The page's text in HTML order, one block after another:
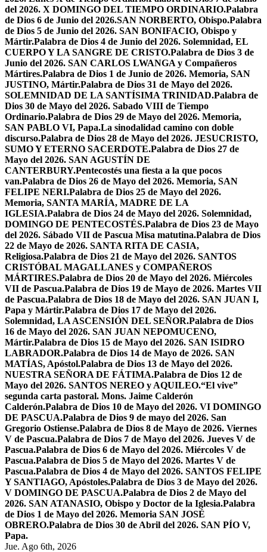
del 2026. X DOMINGO DEL TIEMPO ORDINARIO.Palabra
de Dios 6 de Junio del 2026.SAN NORBERTO, Obispo.Palabra
de Dios 5 de Junio del 2026. SAN BONIFACIO, Obispo y
Mártir.Palabra de Dios 4 de Junio del 2026. Solemnidad, EL
CUERPO Y LA SANGRE DE CRISTO.Palabra de Dios 3 de
Junio del 2026. SAN CARLOS LWANGA y Compañeros
Mártires.Palabra de Dios 1 de Junio de 2026. Memoria, SAN
JUSTINO, Mártir.Palabra de Dios 31 de Mayo del 2026.
SOLEMNIDAD DE LA SANTÍSIMA TRINIDAD.Palabra de
Dios 30 de Mayo del 2026. Sabado VIII de Tiempo
Ordinario.Palabra de Dios 29 de Mayo del 2026. Memoria,
SAN PABLO VI, Papa.La sinodalidad camino con doble
discurso.Palabra de Dios 28 de Mayo del 2026. JESUCRISTO,
SUMO Y ETERNO SACERDOTE.Palabra de Dios 27 de
Mayo del 2026. SAN AGUSTÍN DE
CANTERBURY.Pentecostés una fiesta a la que pocos
van.Palabra de Dios 26 de Mayo del 2026. Memoria, SAN
FELIPE NERI.Palabra de Dios 25 de Mayo del 2026.
Memoria, SANTA MARÍA, MADRE DE LA
IGLESIA.Palabra de Dios 24 de Mayo del 2026. Solemnidad,
DOMINGO DE PENTECOSTÉS.Palabra de Dios 23 de Mayo
del 2026. Sábado VII de Pascua Misa matutina.Palabra de Dios
22 de Mayo de 2026. SANTA RITA DE CASIA,
Religiosa.Palabra de Dios 21 de Mayo del 2026. SANTOS
CRISTÓBAL MAGALLANES y COMPAÑEROS
MÁRTIRES.Palabra de Dios 20 de Mayo del 2026. Miércoles
VII de Pascua.Palabra de Dios 19 de Mayo de 2026. Martes VII
de Pascua.Palabra de Dios 18 de Mayo del 2026. SAN JUAN I,
Papa y Mártir.Palabra de Dios 17 de Mayo del 2026.
Solemnidad, LA ASCENSIÓN DEL SEÑOR.Palabra de Dios
16 de Mayo del 2026. SAN JUAN NEPOMUCENO,
Mártir.Palabra de Dios 15 de Mayo del 2026. SAN ISIDRO
LABRADOR.Palabra de Dios 14 de Mayo de 2026. SAN
MATÍAS, Apóstol.Palabra de Dios 13 de Mayo del 2026.
NUESTRA SEÑORA DE FÁTIMA.Palabra de Dios 12 de
Mayo del 2026. SANTOS NEREO y AQUILEO.“El vive”
segunda carta pastoral. Mons. Jaime Calderón
Calderón.Palabra de Dios 10 de Mayo del 2026. VI DOMINGO
DE PASCUA.Palabra de Dios 9 de mayo del 2026. San
Gregorio Ostiense.Palabra de Dios 8 de Mayo de 2026. Viernes
V de Pascua.Palabra de Dios 7 de Mayo del 2026. Jueves V de
Pascua.Palabra de Dios 6 de Mayo del 2026. Miércoles V de
Pascua.Palabra de Dios 5 de Mayo del 2026. Martes V de
Pascua.Palabra de Dios 4 de Mayo del 2026. SANTOS FELIPE
Y SANTIAGO, Apóstoles.Palabra de Dios 3 de Mayo del 2026.
V DOMINGO DE PASCUA.Palabra de Dios 2 de Mayo del
2026. SAN ATANASIO, Obispo y Doctor de la Iglesia.Palabra
de Dios 1 de Mayo del 2026. Memoria SAN JOSÉ
OBRERO.Palabra de Dios 30 de Abril del 2026. SAN PÍO V,
Papa.
Jue. Ago 6th, 2026